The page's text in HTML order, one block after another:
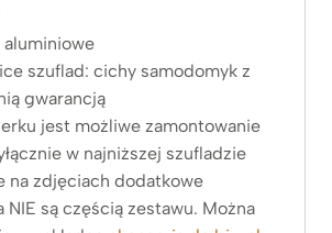
szuflad: cichy samodomyk z
gwarancją
jest możliwe zamontowanie
w najniższej szufladzie
na zdjęciach dodatkowe
NIE są częścią zestawu. Można